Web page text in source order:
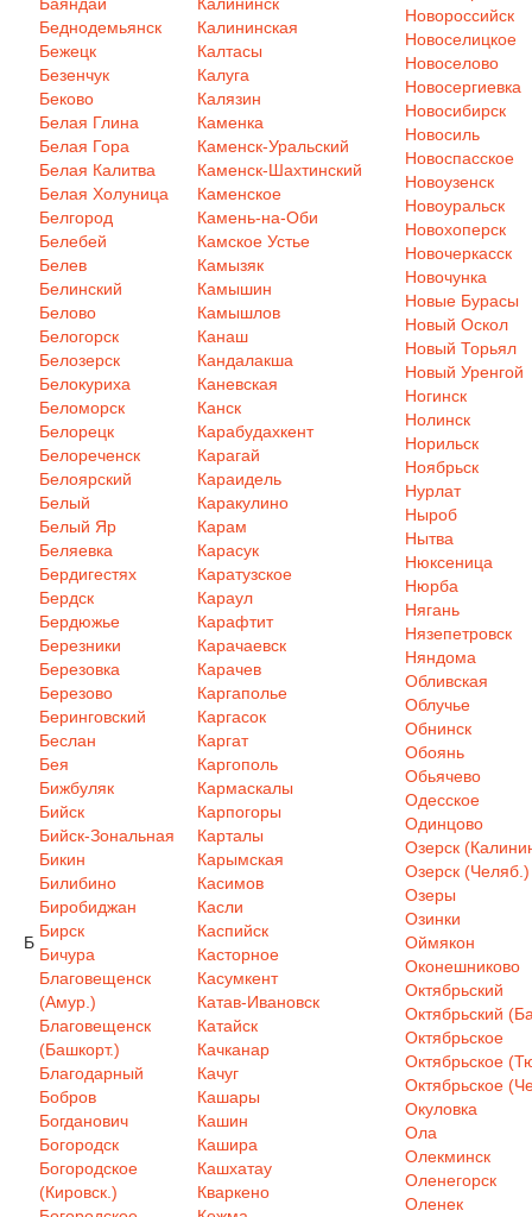
Б
Беднодемьянск
Бежецк
Безенчук
Беково
Белая Глина
Белая Гора
Белая Калитва
Белая Холуница
Белгород
Белебей
Белев
Белинский
Белово
Белогорск
Белозерск
Белокуриха
Беломорск
Белорецк
Белореченск
Белоярский
Белый
Белый Яр
Беляевка
Бердигестях
Бердск
Бердюжье
Березники
Березовка
Березово
Беринговский
Беслан
Бея
Бижбуляк
Бийск
Бийск-Зональная
Бикин
Билибино
Биробиджан
Бирск
Бичура
Благовещенск
(Амур.)
Благовещенск
(Башкорт.)
Благодарный
Бобров
Богданович
Богородск
Богородское
(Кировск.)
Калининская
Калтасы
Калуга
Калязин
Каменка
Каменск-Уральский
Каменск-Шахтинский
Каменское
Камень-на-Оби
Камское Устье
Камызяк
Камышин
Камышлов
Канаш
Кандалакша
Каневская
Канск
Карабудахкент
Карагай
Караидель
Каракулино
Карам
Карасук
Каратузское
Караул
Карафтит
Карачаевск
Карачев
Каргаполье
Каргасок
Каргат
Каргополь
Кармаскалы
Карпогоры
Карталы
Карымская
Касимов
Касли
Каспийск
Касторное
Касумкент
Катав-Ивановск
Катайск
Качканар
Качуг
Кашары
Кашин
Кашира
Кашхатау
Кваркено
Новороссийск
Новоселицкое
Новоселово
Новосергиевка
Новосибирск
Новосиль
Новоспасское
Новоузенск
Новоуральск
Новохоперск
Новочеркасск
Новочунка
Новые Бурасы
Новый Оскол
Новый Торьял
Новый Уренгой
Ногинск
Нолинск
Норильск
Ноябрьск
Нурлат
Ныроб
Нытва
Нюксеница
Нюрба
Нягань
Нязепетровск
Няндома
Обливская
Облучье
Обнинск
Обоянь
Обьячево
Одесское
Одинцово
Озерск
Озерск (Челяб.)
Озеры
Озинки
Оймякон
Оконешниково
Октябрьский
Октябрьский
Октябрьское
Октябрьское
Октябрьское
Окуловка
Ола
Олекминск
Оленегорск
Оленек